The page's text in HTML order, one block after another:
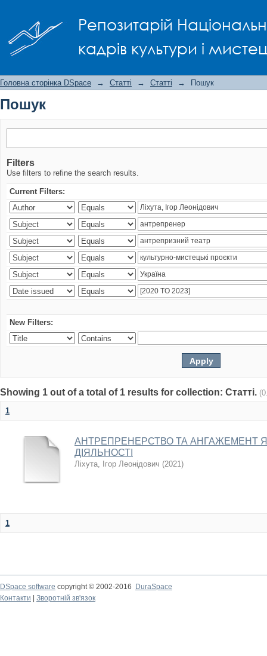
Репозитарій
кадрів культури і
Головна сторінка DSpace → Статті → Статті → Пошук
Пошук
Filters
Use filters to refine the search results.
Current Filters:
New Filters:
Showing 1 out of a total of 1 results for collection: Статті.
1
АНТРЕПРЕНЕРСТВО ТА АНГАЖЕМЕНТ
ДІЯЛЬНОСТІ
Ліхута, Ігор Леонідович (2021)
1
DSpace software copyright © 2002-2016
DuraSpace
Контакти
Зворотній зв'язок